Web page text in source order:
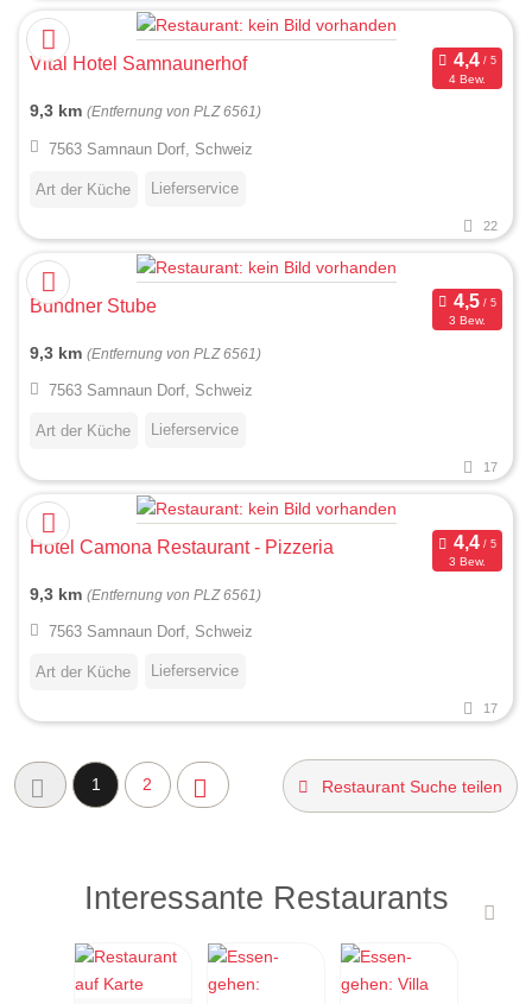
Vital Hotel Samnaunerhof
4 Bew.
9,3 km (Entfernung von PLZ 6561)
7563 Samnaun Dorf, Schweiz
Art der Küche Lieferservice
22
Bündner Stube
3 Bew.
9,3 km (Entfernung von PLZ 6561)
7563 Samnaun Dorf, Schweiz
Art der Küche Lieferservice
17
Hotel Camona Restaurant - Pizzeria
3 Bew.
9,3 km (Entfernung von PLZ 6561)
7563 Samnaun Dorf, Schweiz
Art der Küche Lieferservice
17
1 2 Restaurant Suche teilen
Interessante Restaurants